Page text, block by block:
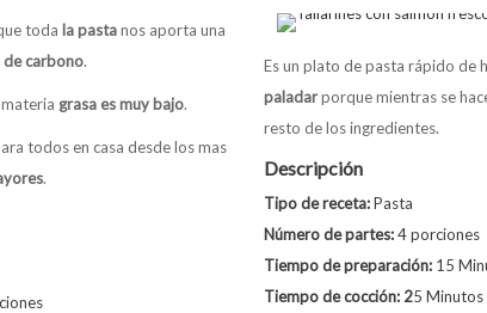
toda la pastanos aporta una
carbono.
grasa es muy bajo.
todos en casa desde los mas
.
Es un plato de pasta rápido de
paladarporque mientras se
resto de los ingredientes.
Descripción
Tipo de receta:Pasta
Número de partes:4 porciones
Tiempo de preparación: 15
Tiempo de cocción: 25 Minutos